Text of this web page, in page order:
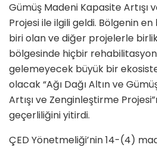
Gümüş Madeni Kapasite Artışı
Projesi ile ilgili geldi. Bölgenin
biri olan ve diğer projelerle
bölgesinde hiçbir rehabilitasyon
gelemeyecek büyük bir
olacak “Ağı Dağı Altın ve
Artışı ve Zenginleştirme
geçerliliğini yitirdi.
ÇED Yönetmeliği’nin 14-(4)